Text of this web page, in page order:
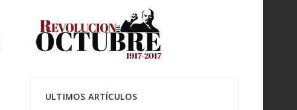
ULTIMOS ARTÍCULOS